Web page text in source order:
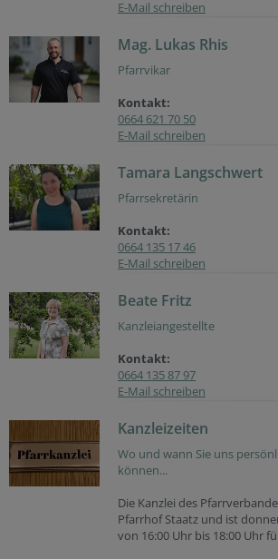
E-Mail schreiben
Mag. Lukas Rhis
Pfarrvikar
Kontakt:
0664 621 70 50
E-Mail schreiben
Tamara Langschwert
Pfarrsekretärin
Kontakt:
0664 135 17 46
E-Mail schreiben
Beate Fritz
Kanzleiangestellte
Kontakt:
0664 135 87 97
E-Mail schreiben
Kanzleizeiten
Wo und wann Sie uns
können...
Die Kanzlei des
Pfarrhof Staatz und ist
von 16:00 Uhr bis 18:00 Uhr